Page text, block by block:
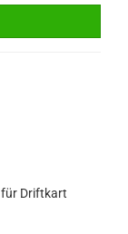
für Driftkart